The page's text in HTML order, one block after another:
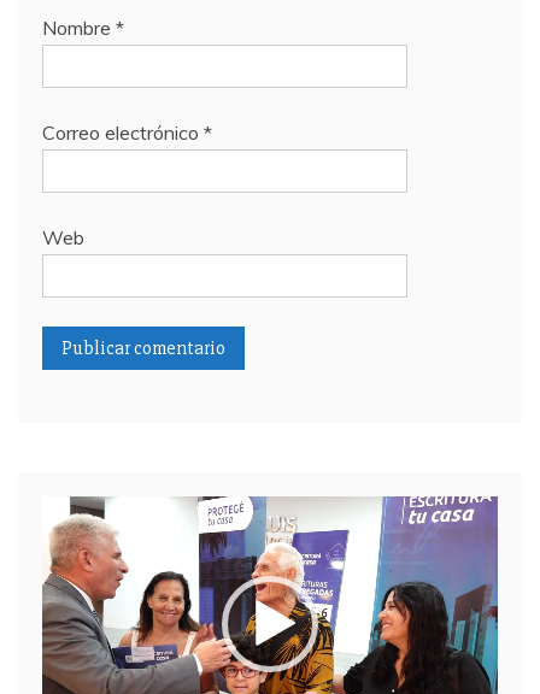
Nombre *
Correo electrónico *
Web
Reproductor
de
video